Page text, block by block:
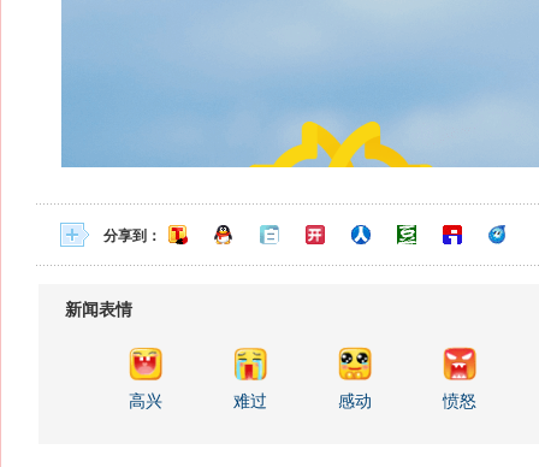
分享到：
新闻表情
高兴 难过 感动 愤怒